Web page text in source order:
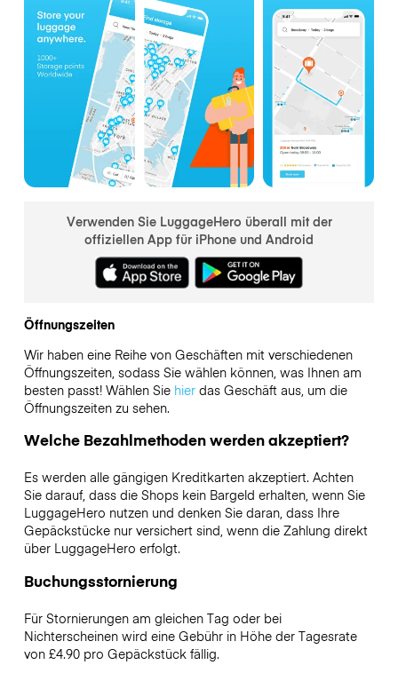
Verwenden Sie LuggageHero überall mit der
offiziellen App für iPhone und Android
Öffnungszeiten
Wir haben eine Reihe von Geschäften mit verschiedenen
Öffnungszeiten, sodass Sie wählen können, was Ihnen am
besten passt! Wählen Sie hierdas Geschäft aus, um die
Öffnungszeiten zu sehen.
Welche Bezahlmethoden werden akzeptiert?
Es werden alle gängigen Kreditkarten akzeptiert. Achten
Sie darauf, dass die Shops kein Bargeld erhalten, wenn Sie
LuggageHero nutzen und denken Sie daran, dass Ihre
Gepäckstücke nur versichert sind, wenn die Zahlung direkt
über LuggageHero erfolgt.
Buchungsstornierung
Für Stornierungen am gleichen Tag oder bei
Nichterscheinen wird eine Gebühr in Höhe der Tagesrate
von £4.90 pro Gepäckstück fällig.